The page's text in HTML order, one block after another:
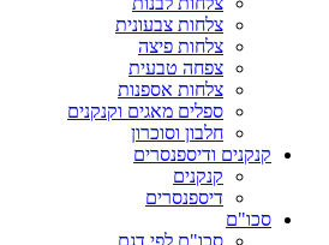
צלחות צבעונית
צלחות פיצה
צפחה טבעית
צלחות אספנות
ספלים מאגים וקנקנים
חלבון וסוכרון
קנקנים ודיספנסרים
קנקנים
דיספנסרים
סכו"ם
סכו"ם לפי דגם